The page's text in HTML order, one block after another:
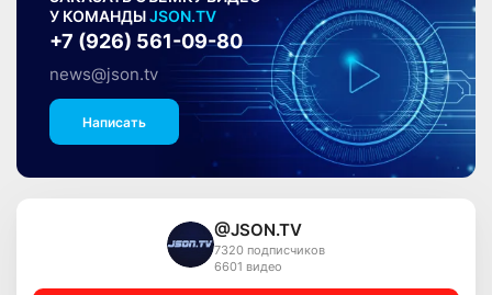
У КОМАНДЫJSON.TV
+7 (926) 561-09-80
news@json.tv
Написать
@JSON.TV
7320 подписчиков
6601 видео